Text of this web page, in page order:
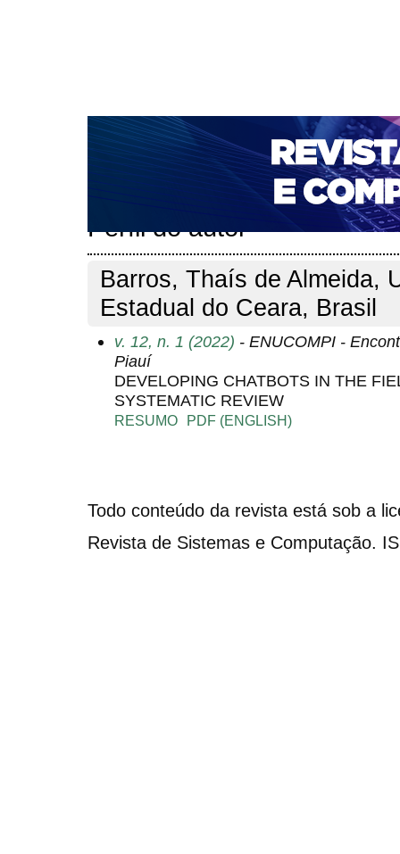
CAPA SOBRE ACESSO CADASTRO
NOTÍCIAS
PORTAL DE REVISTAS DA UNIFACS
PARA AVALIADORES
NOVA SUBMISSÃO
Perfil do autor
Barros, Thaís de Almeida,
Estadual do Ceara, Brasil
v. 12, n. 1 (2022) - ENUCOMPI -
Piauí
DEVELOPING CHATBOTS IN THE
SYSTEMATIC REVIEW
RESUMO PDF (ENGLISH)
Todo conteúdo da revista está sob a
Revista de Sistemas e Computação.